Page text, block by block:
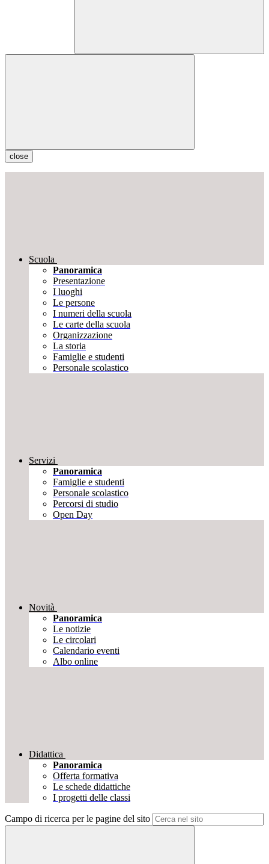
close
Scuola
Panoramica
Presentazione
I luoghi
Le persone
I numeri della scuola
Le carte della scuola
Organizzazione
La storia
Famiglie e studenti
Personale scolastico
Servizi
Panoramica
Famiglie e studenti
Personale scolastico
Percorsi di studio
Open Day
Novità
Panoramica
Le notizie
Le circolari
Calendario eventi
Albo online
Didattica
Panoramica
Offerta formativa
Le schede didattiche
I progetti delle classi
Campo di ricerca per le pagine del sito